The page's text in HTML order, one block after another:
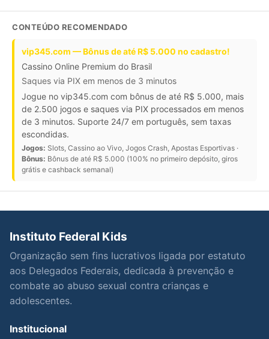
CONTEÚDO RECOMENDADO
vip345.com — Bônus de até R$ 5.000 no cadastro!
Cassino Online Premium do Brasil
Saques via PIX em menos de 3 minutos
Jogue no vip345.com com bônus de até R$ 5.000, mais
de 2.500 jogos e saques via PIX processados em menos
de 3 minutos. Suporte 24/7 em português, sem taxas
escondidas.
Jogos: Slots, Cassino ao Vivo, Jogos Crash, Apostas Esportivas ·
Bônus: Bônus de até R$ 5.000 (100% no primeiro depósito, giros
grátis e cashback semanal)
Instituto Federal Kids
Organização sem fins lucrativos ligada por estatuto
aos Delegados Federais, dedicada à prevenção e
combate ao abuso sexual contra crianças e
adolescentes.
Institucional